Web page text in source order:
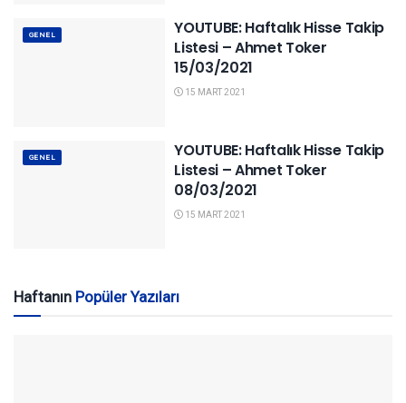
GENEL
YOUTUBE: Haftalık Hisse Takip
Listesi – Ahmet Toker
15/03/2021
15 MART 2021
GENEL
YOUTUBE: Haftalık Hisse Takip
Listesi – Ahmet Toker
08/03/2021
15 MART 2021
Haftanın Popüler Yazıları